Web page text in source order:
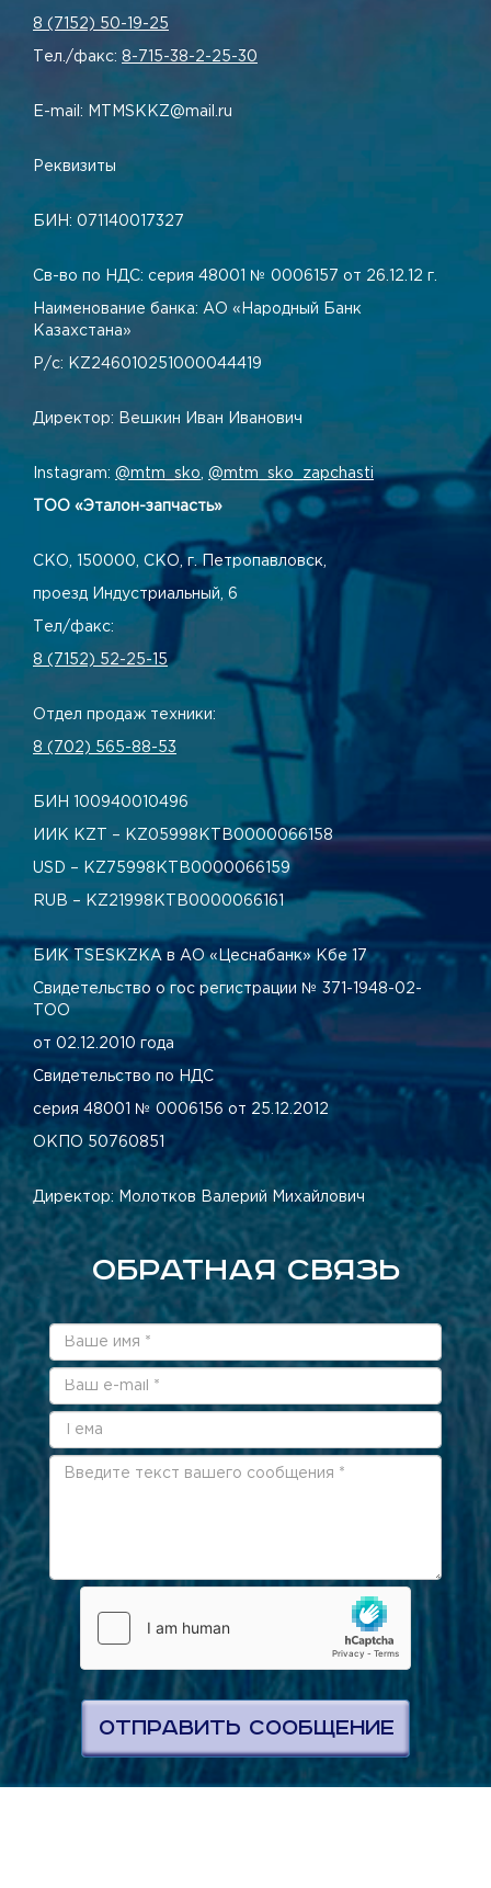
8 (7152) 50-19-25
Тел./факс: 8-715-38-2-25-30
E-mail: MTMSKKZ@mail.ru
Реквизиты
БИН: 071140017327
Св-во по НДС: серия 48001 № 0006157 от 26.12.12 г.
Наименование банка: АО «Народный Банк
Казахстана»
Р/с: KZ246010251000044419
Директор: Вешкин Иван Иванович
Instagram: @mtm_sko @mtm_sko_zapchasti
ТОО «Эталон-запчасть»
СКО, 150000, СКО, г. Петропавловск,
проезд Индустриальный, 6
Тел/факс:
8 (7152) 52-25-15
Отдел продаж техники:
8 (702) 565-88-53
БИН 100940010496
ИИК KZT – KZ05998КТВ0000066158
USD – KZ75998КТВ0000066159
RUB – KZ21998КТВ0000066161
БИК TSESKZKA в АО «Цеснабанк» Кбе 17
Свидетельство о гос регистрации № 371-1948-02-
ТОО
от 02.12.2010 года
Свидетельство по НДС
серия 48001 № 0006156 от 25.12.2012
ОКПО 50760851
Директор: Молотков Валерий Михайлович
ОБРАТНАЯ СВЯЗЬ